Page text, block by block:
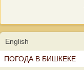
English
ПОГОДА В БИШКЕКЕ